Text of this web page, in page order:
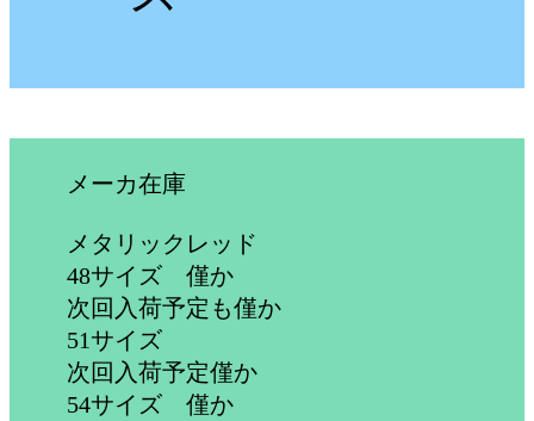
メーカ在庫
メタリックレッド
48サイズ 僅か
次回入荷予定も僅か
51サイズ
次回入荷予定僅か
54サイズ 僅か